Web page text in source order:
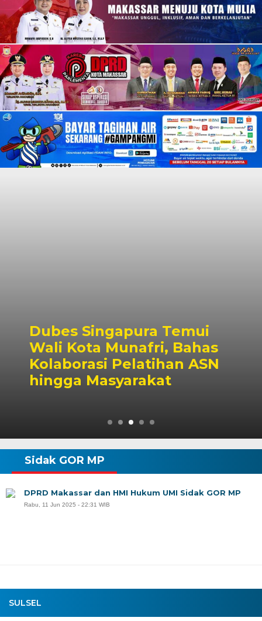
Dubes Singapura Temui
Wali Kota Munafri, Bahas
Kolaborasi Pelatihan ASN
hingga Masyarakat
SULSEL
Sidak GOR MP
DPRD Makassar dan HMI Hukum UMI Sidak GOR MP
Rabu, 11 Jun 2025 - 22:31 WIB